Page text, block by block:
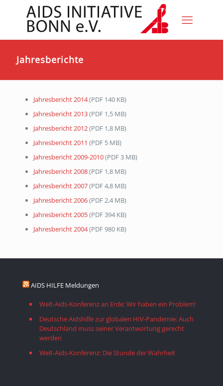
Jahresberichte
Jahresbericht 2014(PDF 140 KB)
Jahresbericht 2013(PDF 1,5 MB)
Jahresbericht 2012(PDF 1,8 MB)
Jahresbericht 2011 (PDF 5 MB)
Jahresbericht 2009-2010(PDF 3 MB)
Jahresbericht 2008(PDF 1,8 MB)
Jahresbericht 2007(PDF4,8 MB)
Jahresbericht 2006(PDF2,4 MB)
Jahresbericht 2005(PDF394 KB)
Jahresbericht 2004(PDF980 KB)
AIDS HILFE Meldungen
Welt-Aids-Konferenz an Erde: Wir haben ein Problem!
Deutsche Aidshilfe zur globalen HIV-Pandemie: Auch
Deutschland muss seiner Verantwortung gerecht
werden
Welt-Aids-Konferenz: Die Stunde der Wahrheit